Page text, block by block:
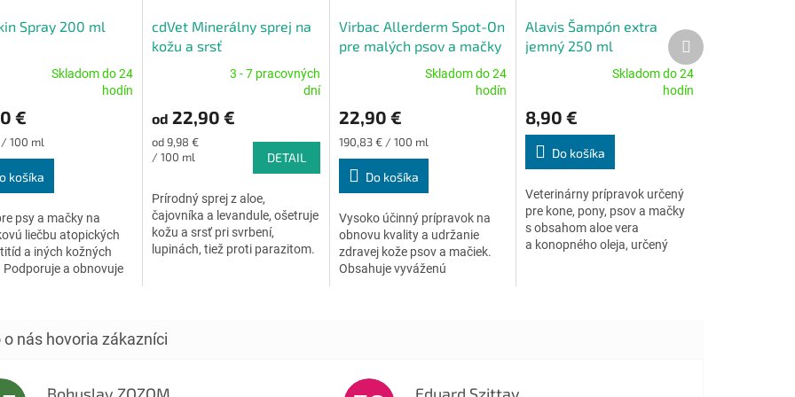
Spray 200 ml
Skladom do 24
hodín
€
/ 100 ml
košíka
psy a mačky na
liečbu atopických
a iných kožných
Podporuje a obnovuje
cdVet Minerálny sprej na
kožu a srsť
produktu
4,8
hviezdičiek.
3 - 7 pracovných
dní
od 22,90 €
Jednotková
cena:
od 9,98 €
/ 100 ml
DETAIL
Prírodný sprej z aloe,
čajovníka a levandule, ošetruje
kožu a srsť pri svrbení,
lupinách, tiež proti parazitom.
Virbac Allerderm Spot-On
pre malých psov a mačky
do 10 kg, 6x2 ml
produktu
je
4,8
Skladom do 24
hodín
22,90 €
Jednotková
cena:
190,83 € / 100 ml
Do košíka
Vysoko účinný prípravok na
obnovu kvality a udržanie
zdravej kože psov a mačiek.
Obsahuje vyváženú
Alavis Šampón extra
jemný 250 ml
produktu
je
5,0
z
hviezdičiek.
Skladom do 24
hodín
8,90 €
Do košíka
Veterinárny prípravok určený
pre kone, pony, psov a mačky
s obsahom aloe vera
a konopného oleja, určený
Ďalší
produkt